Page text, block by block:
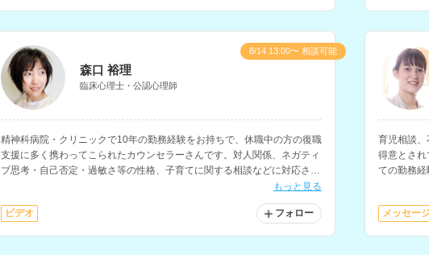
森口 裕理
臨床心理士・公認心理師
精神科病院・クリニックで10年の勤務経験をお持ちで、休職中の方の復職
支援に多く携わってこられたカウンセラーさんです。対人関係、ネガティ
ブ思考・自己否定・過敏さ等の性格、子育てに関する相談などに対応され
もっと見る
ビデオ フォロー
8/14 13:00〜 相談可能
育児相談
得意とされ
ての勤務
ウンセラ
メッセー